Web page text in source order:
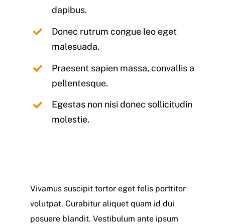
dapibus.
Donec rutrum congue leo eget
malesuada.
Praesent sapien massa, convallis a
pellentesque.
Egestas non nisi donec sollicitudin
molestie.
Vivamus suscipit tortor eget felis porttitor
volutpat. Curabitur aliquet quam id dui
posuere blandit. Vestibulum ante ipsum